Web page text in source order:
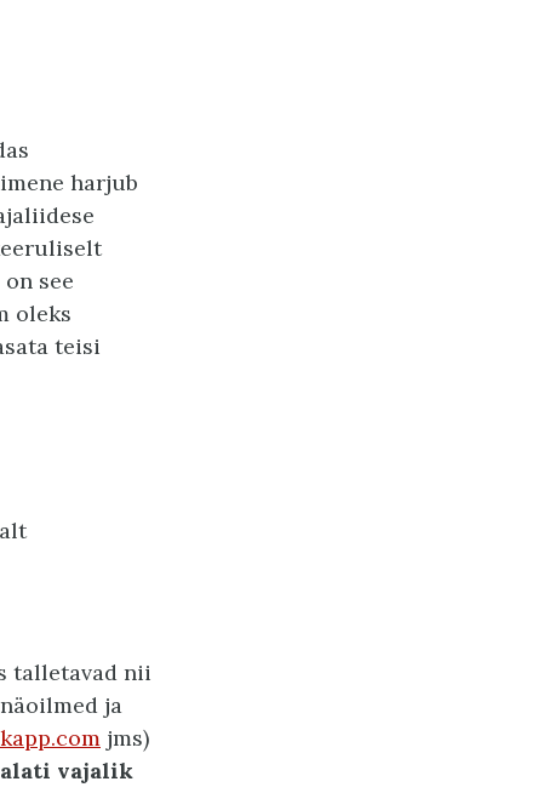
harjub
see
oleks
teisi
talletavad nii
ja
jms)
alati vajalik